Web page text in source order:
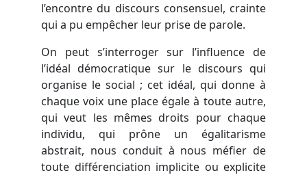
l’encontre du discours consensuel, crainte
qui a pu empêcher leur prise de parole.
On peut s’interroger sur l’influence de
l’idéal démocratique sur le discours qui
organise le social ; cet idéal, qui donne à
chaque voix une place égale à toute autre,
qui veut les mêmes droits pour chaque
individu, qui prône un égalitarisme
abstrait, nous conduit à nous méfier de
toute différenciation implicite ou explicite